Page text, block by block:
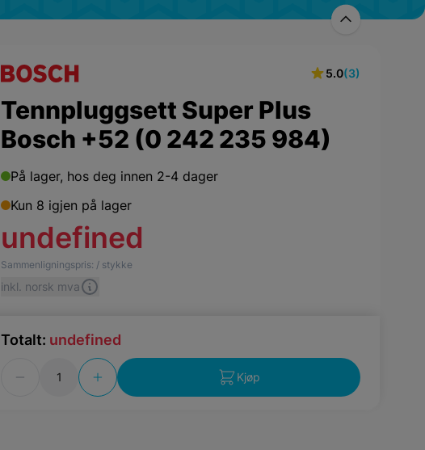
Reservedeler
5.0(3)
Tennpluggsett Super Plus
Bosch +52 (0 242 235 984)
På lager, hos deg innen 2-4 dager
Kun 8 igjen på lager
Totalt: undefined
Kjøp
undefined
Sammenligningspris: / stykke
inkl. norsk mva